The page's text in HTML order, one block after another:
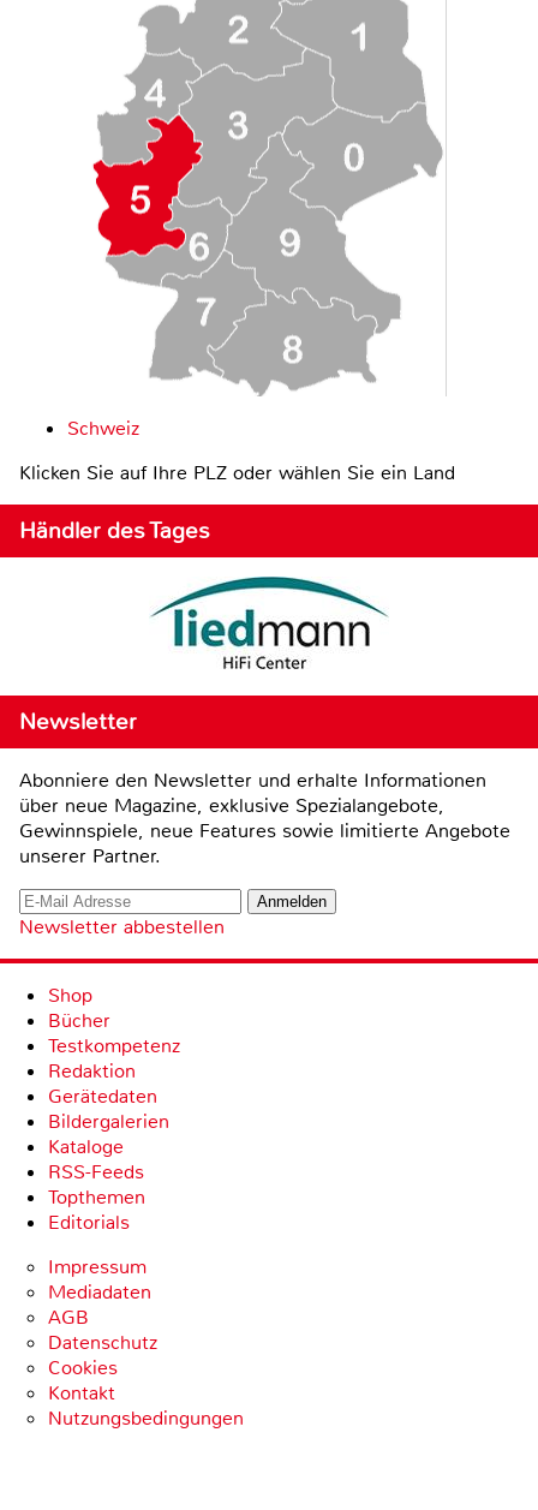
Schweiz
Klicken Sie auf Ihre PLZ oder wählen Sie ein Land
Händler des Tages
Newsletter
Abonniere den Newsletter und erhalte Informationen
über neue Magazine, exklusive Spezialangebote,
Gewinnspiele, neue Features sowie limitierte Angebote
unserer Partner.
Newsletter abbestellen
Shop
Bücher
Testkompetenz
Redaktion
Gerätedaten
Bildergalerien
Kataloge
RSS-Feeds
Topthemen
Editorials
Impressum
Mediadaten
AGB
Datenschutz
Cookies
Kontakt
Nutzungsbedingungen